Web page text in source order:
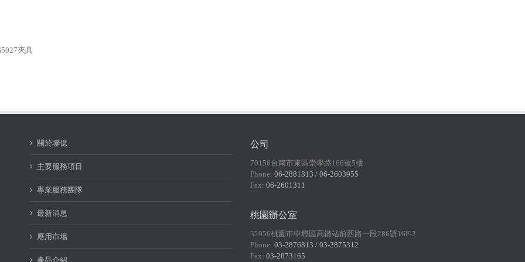
夾具
關於聯億
主要服務項目
專業服務團隊
最新消息
應用市場
產品介紹
公司
70156台南市東區崇學路166號5樓
Phone:06-2881813 / 06-2603955
Fax:06-2601311
桃園辦公室
32056桃園市中壢區高鐵站前西路一段286號16F-2
Phone:03-2876813 / 03-2875312
Fax:03-2873165